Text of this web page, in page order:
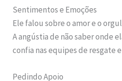
Sentimentos e Emoções
Ele falou sobre o amor e o
A angústia de não saber onde
confia nas equipes de resgate
Pedindo Apoio